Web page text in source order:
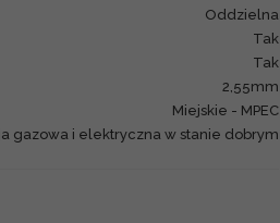
Oddzielna
Tak
Tak
2,55mm
Miejskie - MPEC
gazowa i elektryczna w stanie dobrym